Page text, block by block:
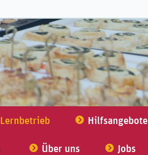
Lernbetrieb Hilfsangebote
Über uns Jobs